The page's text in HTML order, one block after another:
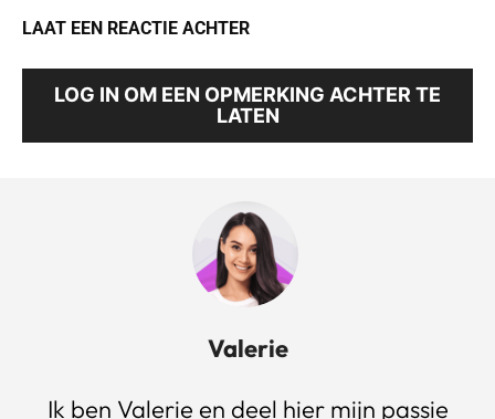
LAAT EEN REACTIE ACHTER
LOG IN OM EEN OPMERKING ACHTER TE
LATEN
Valerie
Ik ben Valerie en deel hier mijn passie